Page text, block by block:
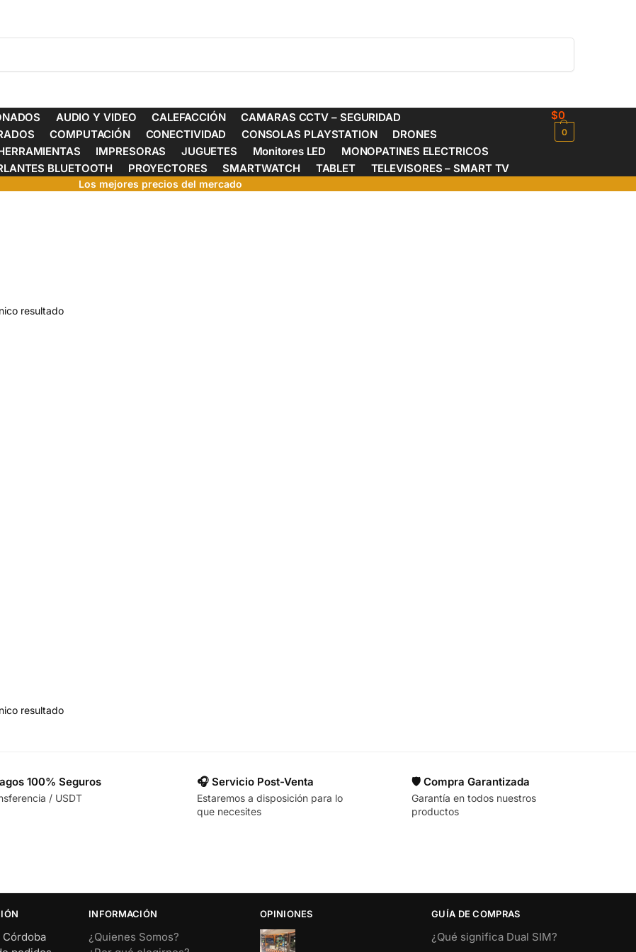
AUDIO Y VIDEO CALEFACCIÓN
CAMARAS CCTV – SEGURIDAD
COMPUTACIÓN CONECTIVIDAD CONSOLAS PLAYSTATION
DRONES
IMPRESORAS JUGUETES Monitores LED
MONOPATINES ELECTRICOS
BLUETOOTH PROYECTORES SMARTWATCH TABLET TELEVISORES – SMART TV
$0
0
Los mejores precios del mercado
resultado
resultado
100% Seguros
/ USDT
🎧 Servicio Post-Venta
Estaremos a disposición para lo
que necesites
🛡️ Compra Garantizada
Garantía en todos nuestros
productos
Córdoba
INFORMACIÓN
¿Quienes Somos?
OPINIONES GUÍA DE COMPRAS
¿Qué significa Dual SIM?